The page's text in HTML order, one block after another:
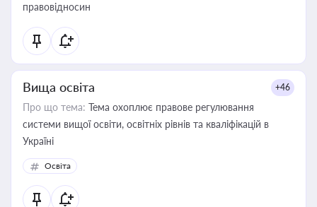
правовідносин
Вища освіта +46
Про що тема: Тема охоплює правове регулювання
системи вищої освіти, освітніх рівнів та кваліфікацій в
Україні
Освіта